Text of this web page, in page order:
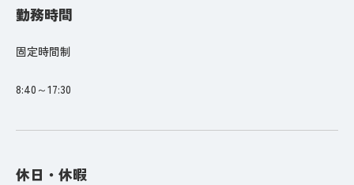
勤務時間
固定時間制
8:40～17:30
休日・休暇